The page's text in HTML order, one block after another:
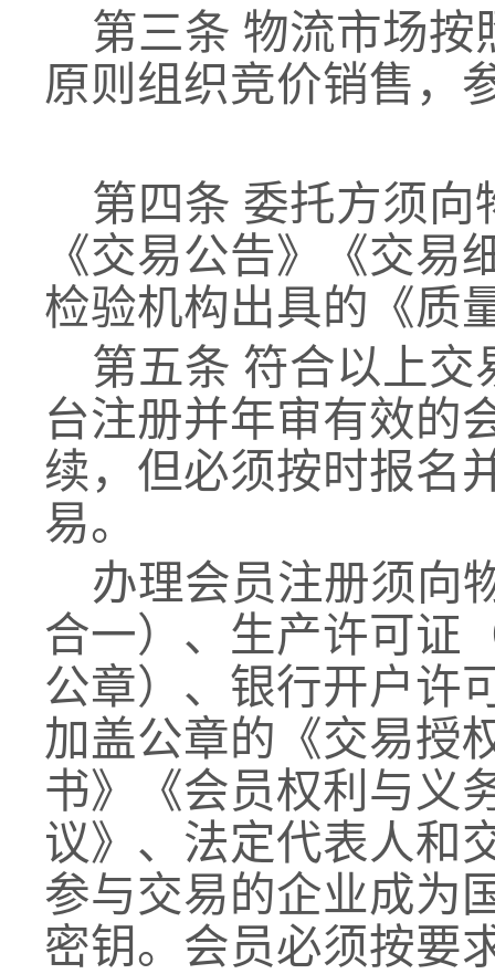
第三条 物流市场按
原则组织竞价销售 ，
第四条 委托方须向
《交易公告》《交
检验机构出具的《质
第五条 符合以上交
台注册并年审有效的
续，但必须按时报名
易。
办理会员注册须向
合一）、生产许可证
公章）、银行开户许
加盖公章的《交易授
书》《会员权利与义
议》、法定代表人和
参与交易的企业成为
密钥。 会员必须按要